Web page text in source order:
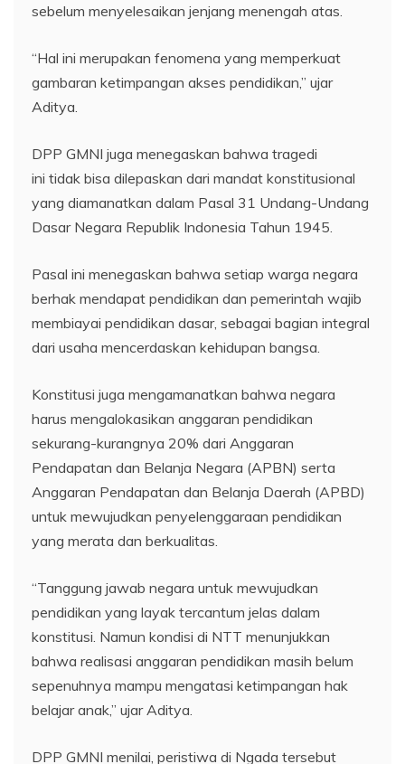
sebelum menyelesaikan jenjang menengah atas.
“Hal ini merupakan fenomena yang memperkuat
gambaran ketimpangan akses pendidikan,” ujar
Aditya.
DPP GMNI juga menegaskan bahwa tragedi
ini tidak bisa dilepaskan dari mandat konstitusional
yang diamanatkan dalam Pasal 31 Undang-Undang
Dasar Negara Republik Indonesia Tahun 1945.
Pasal ini menegaskan bahwa setiap warga negara
berhak mendapat pendidikan dan pemerintah wajib
membiayai pendidikan dasar, sebagai bagian integral
dari usaha mencerdaskan kehidupan bangsa.
Konstitusi juga mengamanatkan bahwa negara
harus mengalokasikan anggaran pendidikan
sekurang-kurangnya 20% dari Anggaran
Pendapatan dan Belanja Negara (APBN) serta
Anggaran Pendapatan dan Belanja Daerah (APBD)
untuk mewujudkan penyelenggaraan pendidikan
yang merata dan berkualitas.
“Tanggung jawab negara untuk mewujudkan
pendidikan yang layak tercantum jelas dalam
konstitusi. Namun kondisi di NTT menunjukkan
bahwa realisasi anggaran pendidikan masih belum
sepenuhnya mampu mengatasi ketimpangan hak
belajar anak,” ujar Aditya.
DPP GMNI menilai, peristiwa di Ngada tersebut